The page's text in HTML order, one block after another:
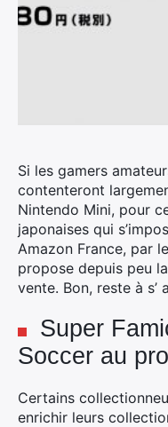
Si les gamers
contenteront
Nintendo Mini, pour
japonaises qui
Amazon France, par
propose depuis peu
vente. Bon, reste à
Super
Soccer au
Certains
enrichir leurs